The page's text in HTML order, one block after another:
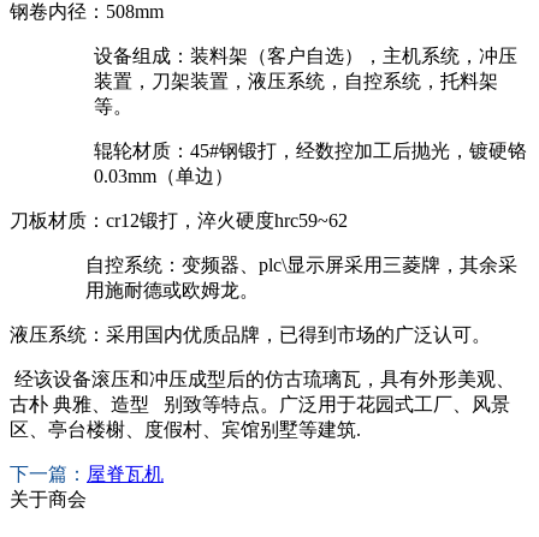
钢卷内径：508mm
设备组成：装料架（客户自选），主机系统，冲压
装置，刀架装置，液压系统，自控系统，托料架
等。
辊轮材质：45#钢锻打，经数控加工后抛光，镀硬铬
0.03mm（单边）
刀板材质：cr12锻打，淬火硬度hrc59~62
自控系统：变频器、plc\显示屏采用三菱牌，其余采
用施耐德或欧姆龙。
液压系统：采用国内优质品牌，已得到市场的广泛认可。
经该设备滚压和冲压成型后的仿古琉璃瓦，具有外形美观、
古朴 典雅、造型 别致等特点。广泛用于花园式工厂、风景
区、亭台楼榭、度假村、宾馆别墅等建筑.
下一篇： 屋脊瓦机
关于商会